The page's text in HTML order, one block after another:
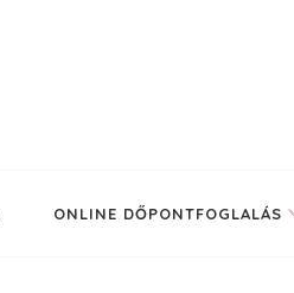
ONLINE DŐPONTFOGLALÁS